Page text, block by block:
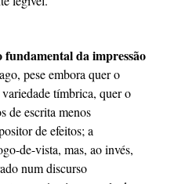
da impressão
pese embora quer o
tímbrica, quer o
de escrita menos
de efeitos; a
de-vista, mas, ao invés,
num discurso